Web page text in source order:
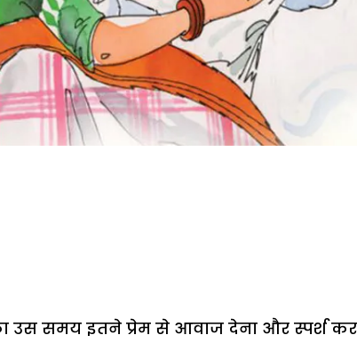
उस समय इतने प्रेम से आवाज देना और स्पर्श